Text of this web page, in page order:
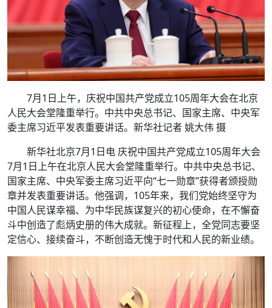
7月1日上午，庆祝中国共产党成立105周年大会在北京
人民大会堂隆重举行。中共中央总书记、国家主席、中央军
委主席习近平发表重要讲话。新华社记者 姚大伟 摄
新华社北京7月1日电 庆祝中国共产党成立105周年大会
7月1日上午在北京人民大会堂隆重举行。中共中央总书记、
国家主席、中央军委主席习近平向“七一勋章”获得者颁授勋
章并发表重要讲话。他强调，105年来，我们党始终坚守为
中国人民谋幸福、为中华民族谋复兴的初心使命，在不懈奋
斗中创造了彪炳史册的伟大成就。新征程上，全党同志要坚
定信心、接续奋斗，不断创造无愧于时代和人民的新业绩。